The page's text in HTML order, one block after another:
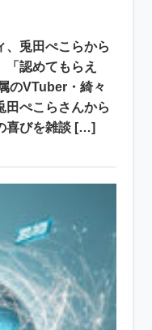
、兎田ぺこらから
認めてもらえ
のVTuber・綺々
田ぺこらさんから
喜びを雑談 […]